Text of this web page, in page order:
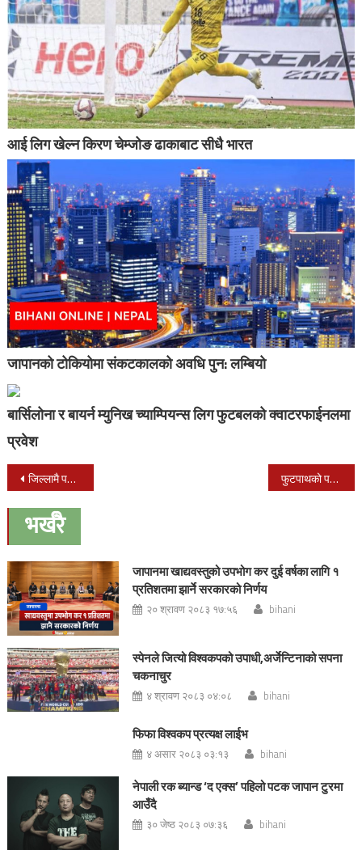
आई लिग खेल्न किरण चेम्जोङ ढाकाबाट सीधै भारत
जापानको टोकियोमा संकटकालको अवधि पुन: लम्बियो
बार्सिलोना र बायर्न म्युनिख च्याम्पियन्स लिग फुटबलको क्वाटरफाईनलमा
प्रवेश
Post
navigation
जिल्लामै पहिलो विद्यालय भवन हस्तान्तरण फुटपाथको पसल हटाएपछि व्यापारीद्धारा नेपालगन्ज उपमहानगपालिका कार्यालय घेराउ
भर्खरै
जापानमा खाद्यवस्तुको उपभोग कर दुई वर्षका लागि १
प्रतिशतमा झार्ने सरकारको निर्णय
२० श्रावण २०८३ १७:५६ bihani
स्पेनले जित्यो विश्वकपको उपाधी,अर्जेन्टिनाको सपना
चकनाचुर
४ श्रावण २०८३ ०४:०८ bihani
फिफा विश्वकप प्रत्यक्ष लाईभ
४ असार २०८३ ०३:१३ bihani
नेपाली रक ब्यान्ड ‘द एक्स’ पहिलो पटक जापान टुरमा
आउँदै
३० जेष्ठ २०८३ ०७:३६ bihani